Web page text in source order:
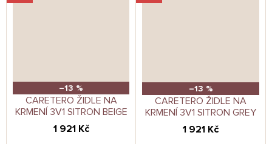
–13 %
CARETERO ŽIDLE NA
KRMENÍ 3V1 SITRON BEIGE
1 921 Kč
–13 %
CARETERO ŽIDLE NA
KRMENÍ 3V1 SITRON GREY
1 921 Kč